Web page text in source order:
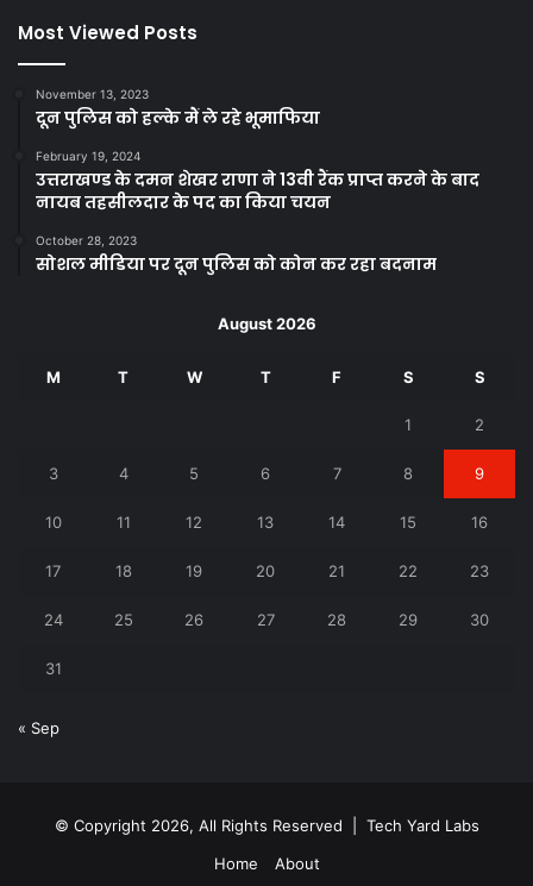
Most Viewed Posts
November 13, 2023
दून पुलिस को हल्के मैं ले रहे भूमाफिया
February 19, 2024
उत्तराखण्ड के दमन शेखर राणा ने 13वी रैंक प्राप्त करने के बाद
नायब तहसीलदार के पद का किया चयन
October 28, 2023
सोशल मीडिया पर दून पुलिस को कोन कर रहा बदनाम
August 2026
M T W T F S S
1 2
3 4 5 6 7 8 9
10 11 12 13 14 15 16
17 18 19 20 21 22 23
24 25 26 27 28 29 30
31
« Sep
© Copyright 2026, All Rights Reserved | Tech Yard Labs
Home
About